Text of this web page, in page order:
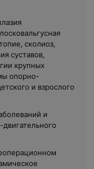
сколиоз,
суставов,
крупных
опорно-
и взрослого
и